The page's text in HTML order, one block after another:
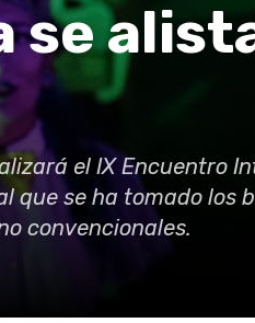
se
el IX Encuentro
que se ha tomado los
convencionales.